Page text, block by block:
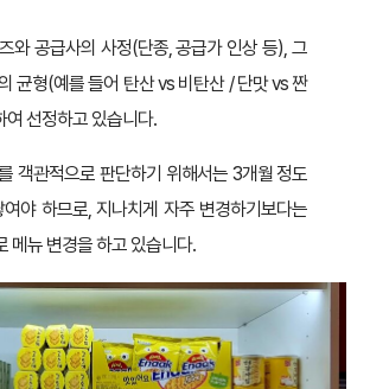
와 공급사의 사정(단종, 공급가 인상 등), 그
균형(예를 들어 탄산 vs 비탄산 / 단맛 vs 짠
여 선정하고 있습니다.
객관적으로 판단하기 위해서는 3개월 정도
야 하므로, 지나치게 자주 변경하기보다는
메뉴 변경을 하고 있습니다.